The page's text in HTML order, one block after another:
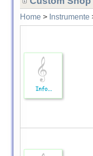
Home> Instrumente